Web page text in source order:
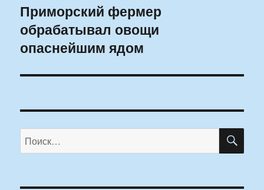
Следующая
запись:
Приморский фермер
обрабатывал овощи
опаснейшим ядом
Искать: